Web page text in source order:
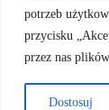
potrzeb
przycisku
przez nas
Dostosuj